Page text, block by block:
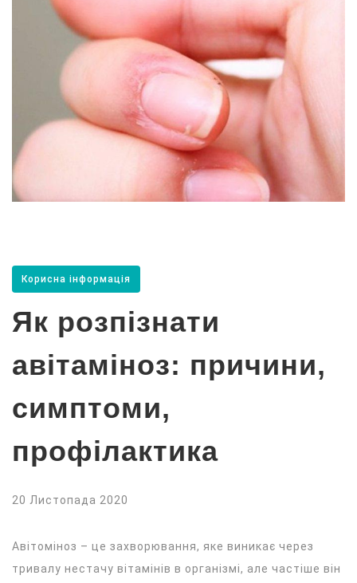
Корисна інформація
Як розпізнати
авітаміноз: причини,
симптоми,
профілактика
20 Листопада 2020
Авітоміноз – це захворювання, яке виникає через
тривалу нестачу вітамінів в організмі, але частіше він